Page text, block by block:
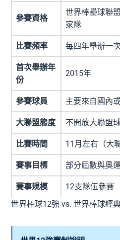
參賽資格
世界棒壘球聯
家隊
比賽頻率 每四年舉辦一次
首次舉辦年
份
2015年
參賽球員 主要來自國內
大聯盟態度 不開放大聯盟
比賽時間 11月左右（大
賽事目標 部分屆數與奧
賽事規模 12支隊伍參賽
世界棒球12強 vs. 世界棒球經